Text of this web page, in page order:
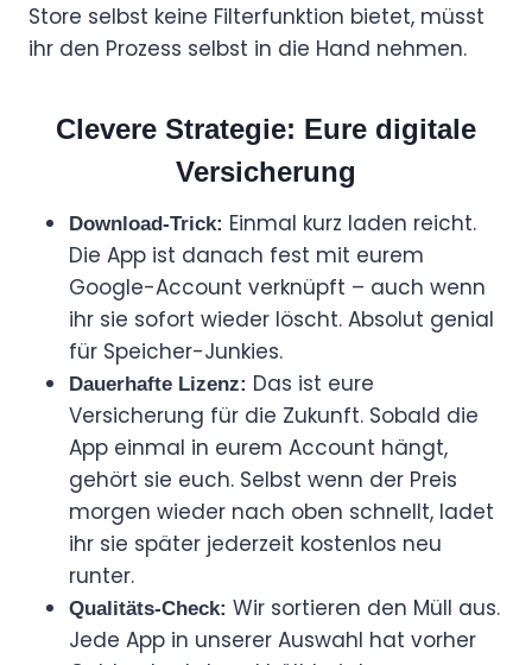
Store selbst keine Filterfunktion bietet, müsst
ihr den Prozess selbst in die Hand nehmen.
Clevere Strategie: Eure digitale
Versicherung
Download-Trick: Einmal kurz laden reicht.
Die App ist danach fest mit eurem
Google-Account verknüpft – auch wenn
ihr sie sofort wieder löscht. Absolut genial
für Speicher-Junkies.
Dauerhafte Lizenz: Das ist eure
Versicherung für die Zukunft. Sobald die
App einmal in eurem Account hängt,
gehört sie euch. Selbst wenn der Preis
morgen wieder nach oben schnellt, ladet
ihr sie später jederzeit kostenlos neu
runter.
Qualitäts-Check: Wir sortieren den Müll aus.
Jede App in unserer Auswahl hat vorher